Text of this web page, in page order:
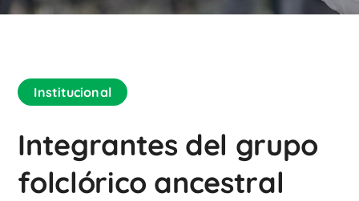
Institucional
Integrantes del grupo
folclórico ancestral